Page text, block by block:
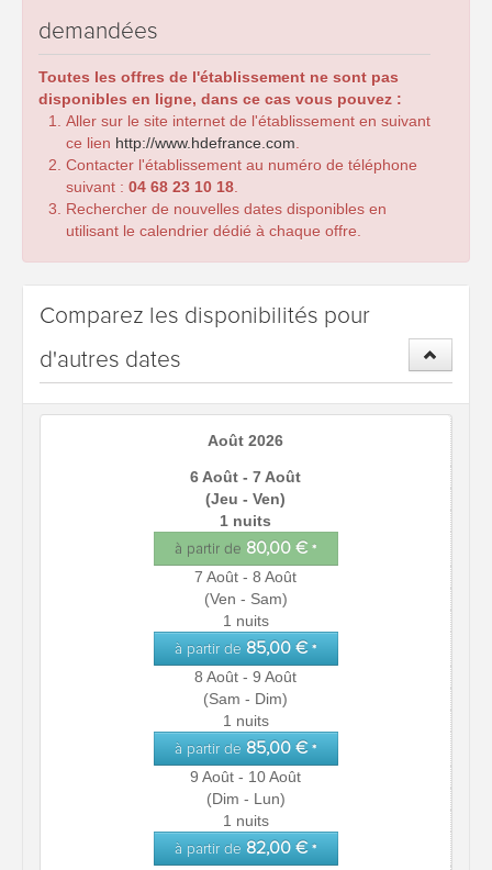
demandées
Toutes les offres de l'établissement ne sont pas
disponibles en ligne, dans ce cas vous pouvez :
Aller sur le site internet de l'établissement en suivant
ce lien http://www.hdefrance.com
Contacter l'établissement au numéro de téléphone
suivant : 04 68 23 10 18
Rechercher de nouvelles dates disponibles en
utilisant le calendrier dédié à chaque offre.
Comparez les disponibilités pour
d'autres dates
Août 2026
6 Août - 7 Août
(Jeu - Ven)
1 nuits
à partir de 80,00 € *
7 Août - 8 Août
(Ven - Sam)
1 nuits
à partir de 85,00 € *
8 Août - 9 Août
(Sam - Dim)
1 nuits
à partir de 85,00 € *
9 Août - 10 Août
(Dim - Lun)
1 nuits
à partir de 82,00 € *